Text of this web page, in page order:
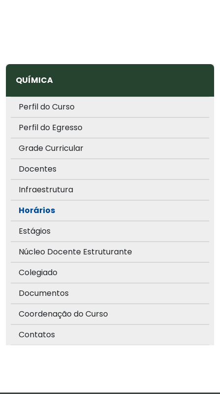
QUÍMICA
Perfil do Curso
Perfil do Egresso
Grade Curricular
Docentes
Infraestrutura
Horários
Estágios
Núcleo Docente Estruturante
Colegiado
Documentos
Coordenação do Curso
Contatos